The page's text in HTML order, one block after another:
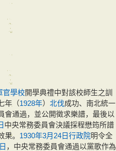
官學校開學典禮中對該校師生之訓
年（1928年） 北伐成功、南北統一
會通過，並公開徵求樂譜，最後以
中央常務委員會決議採程懋筠所譜
。 1930年3月24日行政院明令全
，中央常務委員會通過以黨歌作為